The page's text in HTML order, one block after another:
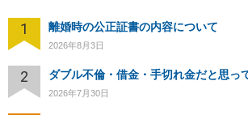
1 離婚時の公正証書の内容について
2026年8月3日
2
2026年7月30日